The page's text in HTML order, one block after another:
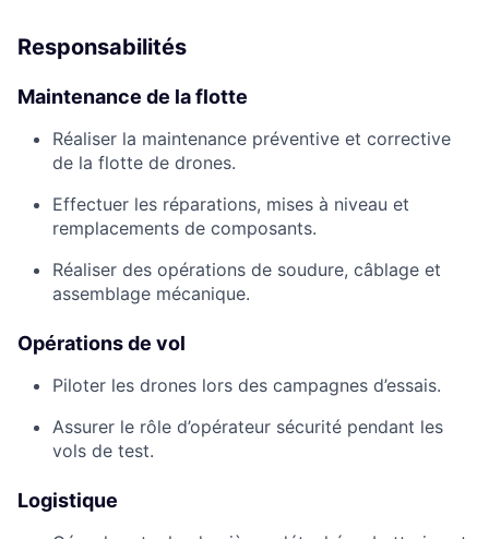
Responsabilités
Maintenance de la flotte
Réaliser la maintenance préventive et corrective
de la flotte de drones.
Effectuer les réparations, mises à niveau et
remplacements de composants.
Réaliser des opérations de soudure, câblage et
assemblage mécanique.
Opérations de vol
Piloter les drones lors des campagnes d’essais.
Assurer le rôle d’opérateur sécurité pendant les
vols de test.
Logistique